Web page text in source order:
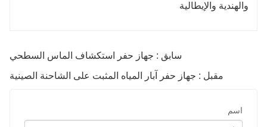
والهندية والإيطالية
سابق : جهاز حفر استكشاف الماس السطحي
مقبل : جهاز حفر آبار المياه المثبت على الشاحنة الصينية
اسم